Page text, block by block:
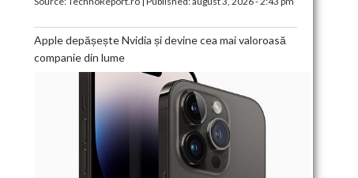
Apple depășește Nvidia și devine cea mai valoroasă
companie din lume